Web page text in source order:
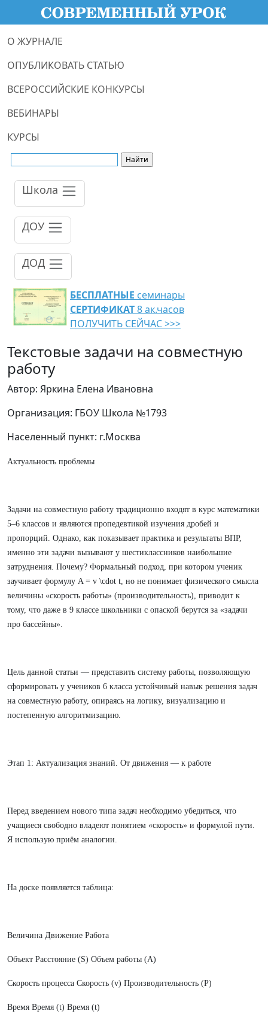
О ЖУРНАЛЕ
ОПУБЛИКОВАТЬ СТАТЬЮ
ВСЕРОССИЙСКИЕ КОНКУРСЫ
ВЕБИНАРЫ
КУРСЫ
Школа
ДОУ
ДОД
БЕСПЛАТНЫЕ семинары
СЕРТИФИКАТ8 ак.часов
ПОЛУЧИТЬ СЕЙЧАС >>>
Текстовые задачи на совместную
работу
Автор: Яркина Елена Ивановна
Организация: ГБОУ Школа №1793
Населенный пункт: г.Москва
Актуальность проблемы
Задачи на совместную работу традиционно входят в курс математики
5–6 классов и являются пропедевтикой изучения дробей и
пропорций. Однако, как показывает практика и результаты ВПР,
именно эти задачи вызывают у шестиклассников наибольшие
затруднения. Почему? Формальный подход, при котором ученик
заучивает формулу A = v \cdot t, но не понимает физического смысла
величины «скорость работы» (производительность), приводит к
тому, что даже в 9 классе школьники с опаской берутся за «задачи
про бассейны».
Цель данной статьи — представить систему работы, позволяющую
сформировать у учеников 6 класса устойчивый навык решения задач
на совместную работу, опираясь на логику, визуализацию и
постепенную алгоритмизацию.
Этап 1: Актуализация знаний. От движения — к работе
Перед введением нового типа задач необходимо убедиться, что
учащиеся свободно владеют понятием «скорость» и формулой пути.
Я использую приём аналогии.
На доске появляется таблица:
Величина Движение Работа
Объект Расстояние (S) Объем работы (A)
Скорость процесса Скорость (v) Производительность (P)
Время Время (t) Время (t)